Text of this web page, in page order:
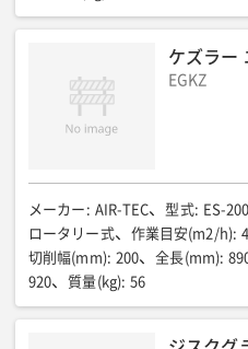
ケズラー
EGKZ
メーカー : AIR-TEC 型式: ES-200
ロータリー式
作業目安(m2/h):
切削幅(mm): 200 全長(mm):
920
質量(kg): 56